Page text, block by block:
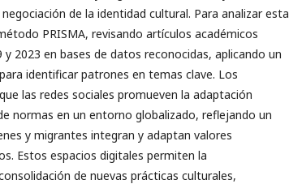
de la identidad cultural. Para analizar esta
PRISMA, revisando artículos académicos
2023 en bases de datos reconocidas, aplicando un
identificar patrones en temas clave. Los
las redes sociales promueven la adaptación
normas en un entorno globalizado, reflejando un
y migrantes integran y adaptan valores
Estos espacios digitales permiten la
de nuevas prácticas culturales,